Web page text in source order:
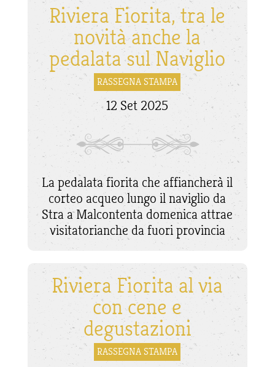
Riviera Fiorita, tra le
novità anche la
pedalata sul Naviglio
RASSEGNA STAMPA
12 Set 2025
La pedalata fiorita che affiancherà il
corteo acqueo lungo il naviglio da
Stra a Malcontenta domenica attrae
visitatorianche da fuori provincia
Riviera Fiorita al via
con cene e
degustazioni
RASSEGNA STAMPA